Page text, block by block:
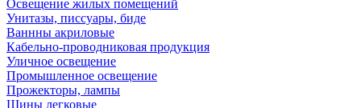
Освещение жилых помещений
Унитазы, писсуары, биде
Ваннны акриловые
Кабельно-проводниковая продукция
Уличное освещение
Промышленное освещение
Прожекторы, лампы
Шины легковые